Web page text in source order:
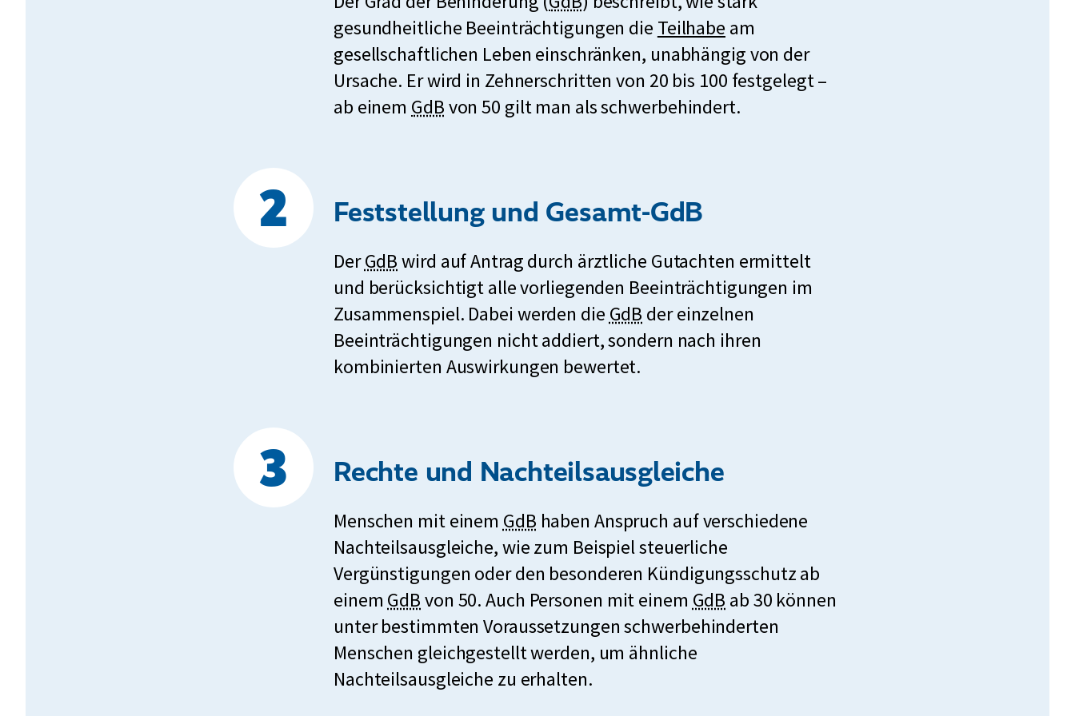
u
r
z
f
r
d
d
e
r
B
n
e
r
u
n
g
gesundheitliche Beeinträchtigungen die Teilhabe am
gesellschaftlichen Leben einschränken, unabhängig von der
Ursache. Er wird in Zehnerschritten von 20 bis 100 festgelegt –
ab einem GdBk
f
r
G
r
a
d
B
h
i
n
d
e
r
u
von 50 gilt man als schwerbehindert.
Feststellung und Gesamt-GdB
DerGdBk
u
r
z
f
r
d
d
e
r
B
e
h
wird auf Antrag durch ärztliche Gutachten ermittelt
und berücksichtigt alle vorliegenden Beeinträchtigungen im
Zusammenspiel. Dabei werden die GdB k
u
r
r
a
d
d
e
r
der einzelnen
Beeinträchtigungen nicht addiert, sondern nach ihren
kombinierten Auswirkungen bewertet.
Rechte und Nachteilsausgleiche
Menschen mit einem GdBk
u
r
z
f
ü
r
haben Anspruch auf verschiedene
Nachteilsausgleiche, wie zum Beispiel steuerliche
Vergünstigungen oder den besonderen Kündigungsschutz ab
einem GdBk
u
r
z
von 50. Auch Personen mit einem GdB k
u
ab 30 können
unter bestimmten Voraussetzungen schwerbehinderten
Menschen gleichgestellt werden, um ähnliche
Nachteilsausgleiche zu erhalten.